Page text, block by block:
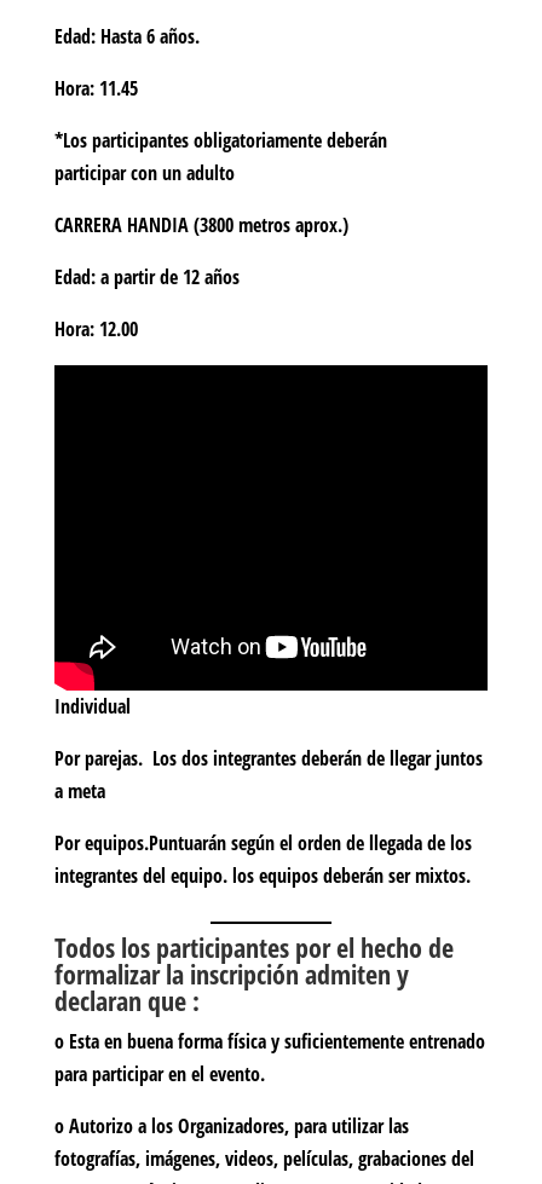
Edad: Hasta 6 años.
Hora: 11.45
*Los participantesobligatoriamentedeberán
participarcon un adulto
CARRERA HANDIA(3800 metros aprox.)
Edad: a partir de 12 años
Hora: 12.00
Individual
Por parejas. Los dos integrantes deberán de llegar juntos
a meta
Por equipos.Puntuarán según el orden de llegada de los
integrantes del equipo. los equipos deberán ser mixtos.
Todos los participantes por el hecho de
formalizar la inscripción admiten y
declaran que :
o Esta en buena forma física y suficientemente entrenado
para participar en el evento.
o Autorizo a los Organizadores, para utilizar las
fotografías, imágenes, videos, películas, grabaciones del